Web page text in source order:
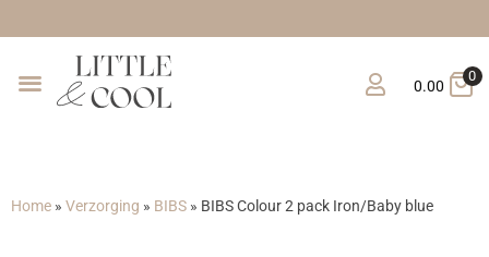
0.00
0
Home » Verzorging » BIBS » BIBS Colour 2 pack Iron/Baby blue